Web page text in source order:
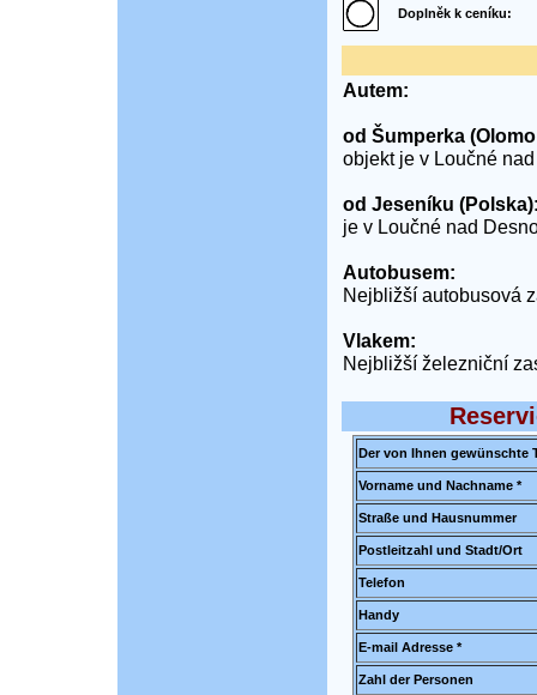
Doplněk k ceníku:
Autem:
od Šumperka
objekt je v Loučné
od Jeseníku (Polska)
je v Loučné nad
Autobusem:
Nejbližší autobusová
Vlakem:
Nejbližší železniční
Der von Ihnen gewünschte
Vorname und Nachname *
Straße und Hausnummer
Postleitzahl und Stadt/Ort
Telefon
Handy
E-mail Adresse *
Zahl der Personen